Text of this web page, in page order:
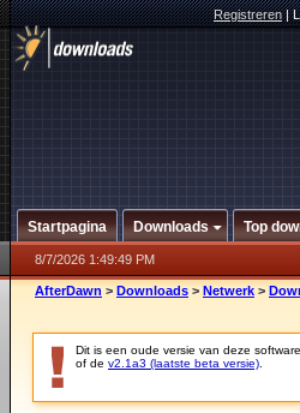
Registreren|
Startpagina Downloads Top
8/7/2026 1:49:49 PM
AfterDawn > Downloads > Netwerk >
Dit is een oude versie van deze
of de v2.1a3 (laatste beta versie)